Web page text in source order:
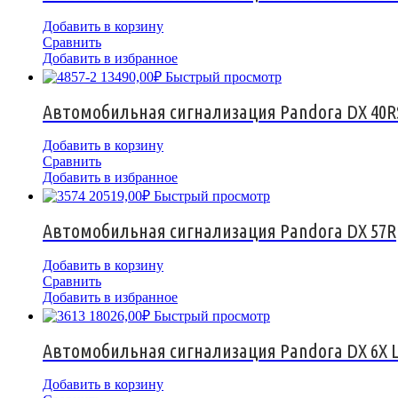
Добавить в корзину
Сравнить
Добавить в избранное
13490,00₽ Быстрый просмотр
Автомобильная сигнализация Pandora DX
Добавить в корзину
Сравнить
Добавить в избранное
20519,00₽ Быстрый просмотр
Автомобильная сигнализация Pandora DX 57R
Добавить в корзину
Сравнить
Добавить в избранное
18026,00₽ Быстрый просмотр
Автомобильная сигнализация Pandora DX 6X
Добавить в корзину